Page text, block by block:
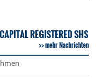
REGISTERED SHS
mehr Nachrichten